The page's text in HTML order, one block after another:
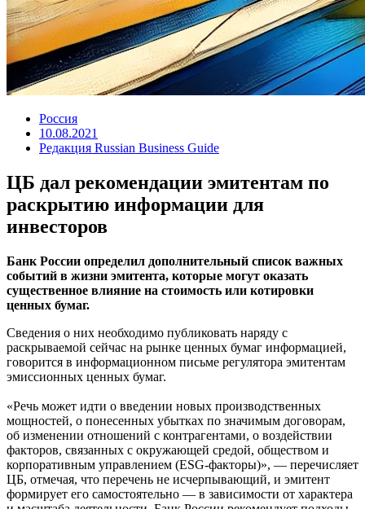
Россия
10.08.2021
Редакция Russian Business Guide
ЦБ дал рекомендации эмитентам по
раскрытию информации для
инвесторов
Банк России определил дополнительный список важных
событий в жизни эмитента, которые могут оказать
существенное влияние на стоимость или котировки
ценных бумаг.
Сведения о них необходимо публиковать наряду с
раскрываемой сейчас на рынке ценных бумаг информацией,
говорится в информационном письме регулятора эмитентам
эмиссионных ценных бумаг.
«Речь может идти о введении новых производственных
мощностей, о понесенных убытках по значимым договорам,
об изменении отношений с контрагентами, о воздействии
факторов, связанных с окружающей средой, обществом и
корпоративным управлением (ESG-факторы)», — перечисляет
ЦБ, отмечая, что перечень не исчерпывающий, и эмитент
формирует его самостоятельно — в зависимости от характера